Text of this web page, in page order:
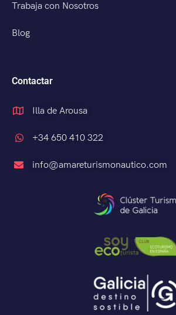
Trabaja con Nosotros
Blog
Contactar
Illa de Arousa
+34 650 410 322
info@amareturismonautico.com